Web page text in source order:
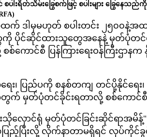
ပါးရိတ်သိမ်းခြွေစက်ဖြင့် စပါးများ ခြွေနေသ
ထက် ဒါမှမဟုတ် စပါးတင်း ၂၅၀၀နဲ့
ပိုင်ဆိုင်ထားသူတွေအနေနဲ့ မှတ်ပုံတင်ရ
ောင်စီ ပြန်ကြားရေးဝန်ကြီးဌာန
ေး၊ ပြည်ပကို စနစ်တကျ တင်ပို့နိုင်ရေး
တွက် မှတ်ပုံတင်ခိုင်းရတာလို့ စစ်ကောင်စီ
သိုလှောင်ရုံ မှတ်ပုံတင်ခြင်းဆိုင်ရာအမိန့်"
ပြည့်ပြီးလို့ လိုက်နာတာမရှိရင် လုပ်ကို